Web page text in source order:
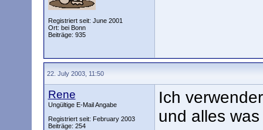
Registriert seit: June 2001
Ort: bei Bonn
Beiträge: 935
22. July 2003, 11:50
Rene
Ungültige E-Mail Angabe
Registriert seit: February 2003
Beiträge: 254
Ich
und alles